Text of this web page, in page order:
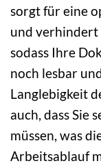
sorgt für eine
und verhindert
sodass Ihre
noch lesbar
Langlebigkeit
auch, dass Sie
müssen, was
Arbeitsablauf